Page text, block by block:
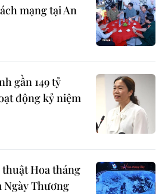
mạng tại An
gần 149 tỷ
động kỷ niệm
Hoa tháng
Ngày Thương